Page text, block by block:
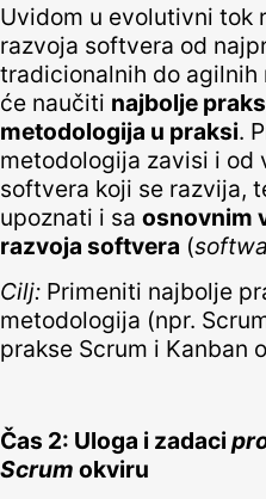
Uvidom u evolutivni tok
razvoja softvera od
tradicionalnih do
će naučiti najbolje
metodologija u praksi.
metodologija zavisi i od
softvera koji se razvija,
upoznati i sa osnovnim
razvoja softvera (
Cilj: Primeniti najbolje
metodologija (npr.
prakse Scrum i Kanban
Čas 2: Uloga i zadaci
Scrum okviru